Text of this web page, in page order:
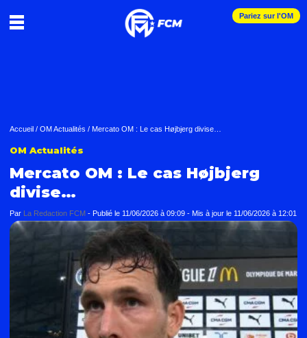
Pariez sur l'OM
Accueil / OM Actualités / Mercato OM : Le cas Højbjerg divise…
OM Actualités
Mercato OM : Le cas Højbjerg
divise…
Par La Redaction FCM - Publié le 11/06/2026 à 09:09 - Mis à jour le 11/06/2026 à 12:01